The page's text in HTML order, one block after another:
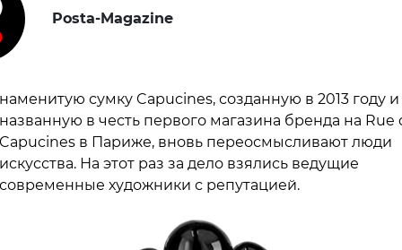
Posta-Magazine
сумку Capucines, созданную в 2013 году и
в честь первого магазина бренда на Rue
в Париже, вновь переосмысливают люди
На этот раз за дело взялись ведущие
художники с репутацией.